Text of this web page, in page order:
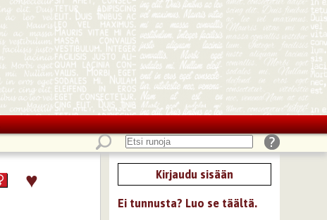
♥ Kirjaudu sisään
Ei tunnusta? Luo se täältä.